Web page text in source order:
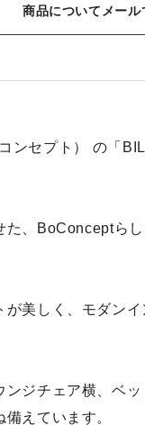
商品についてメール
ンセプト） の「
、BoConceptら
美しく、モダン
ジチェア横、ベ
えています。